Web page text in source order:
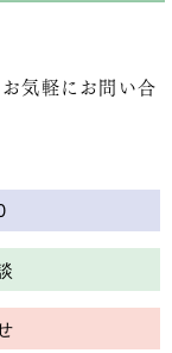
気軽にお問い合